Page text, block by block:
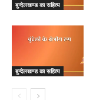
बुन्देलखण्ड का सहित्य
बुन्देलखण्ड का सहित्य